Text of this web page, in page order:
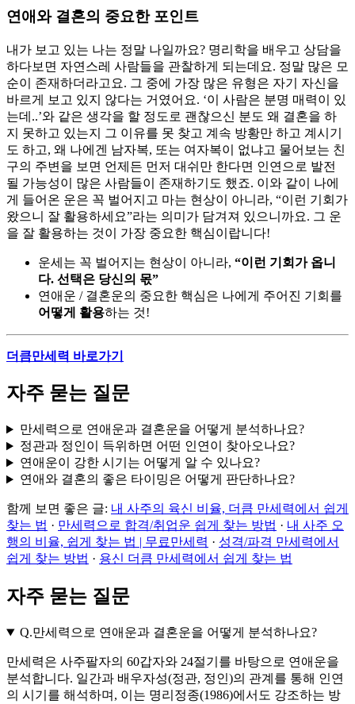
연애와 결혼의 중요한 포인트
내가 보고 있는 나는 정말 나일까요? 명리학을 배우고 상담을
하다보면 자연스레 사람들을 관찰하게 되는데요. 정말 많은 모
순이 존재하더라고요. 그 중에 가장 많은 유형은 자기 자신을
바르게 보고 있지 않다는 거였어요. ‘이 사람은 분명 매력이 있
는데..’와 같은 생각을 할 정도로 괜찮으신 분도 왜 결혼을 하
지 못하고 있는지 그 이유를 못 찾고 계속 방황만 하고 계시기
도 하고, 왜 나에겐 남자복, 또는 여자복이 없냐고 물어보는 친
구의 주변을 보면 언제든 먼저 대쉬만 한다면 인연으로 발전
될 가능성이 많은 사람들이 존재하기도 했죠. 이와 같이 나에
게 들어온 운은 꼭 벌어지고 마는 현상이 아니라, “이런 기회가
왔으니 잘 활용하세요”라는 의미가 담겨져 있으니까요. 그 운
을 잘 활용하는 것이 가장 중요한 핵심이랍니다!
운세는 꼭 벌어지는 현상이 아니라, “이런 기회가 옵니
다. 선택은 당신의 몫”
연애운 / 결혼운의 중요한 핵심은 나에게 주어진 기회를
어떻게 활용하는 것!
더큼만세력 바로가기
자주 묻는 질문
만세력으로 연애운과 결혼운을 어떻게 분석하나요?
정관과 정인이 득위하면 어떤 인연이 찾아오나요?
연애운이 강한 시기는 어떻게 알 수 있나요?
연애와 결혼의 좋은 타이밍은 어떻게 판단하나요?
함께 보면 좋은 글: 내 사주의 육신 비율, 더큼 만세력에서 쉽게
찾는 법 · 만세력으로 합격/취업운 쉽게 찾는 방법 · 내 사주 오
행의 비율, 쉽게 찾는 법 | 무료만세력 · 성격/파격 만세력에서
쉽게 찾는 방법 · 용신 더큼 만세력에서 쉽게 찾는 법
자주 묻는 질문
Q.만세력으로 연애운과 결혼운을 어떻게 분석하나요?
만세력은 사주팔자의 60갑자와 24절기를 바탕으로 연애운을
분석합니다. 일간과 배우자성(정관, 정인)의 관계를 통해 인연
의 시기를 해석하며, 이는 명리정종(1986)에서도 강조하는 방